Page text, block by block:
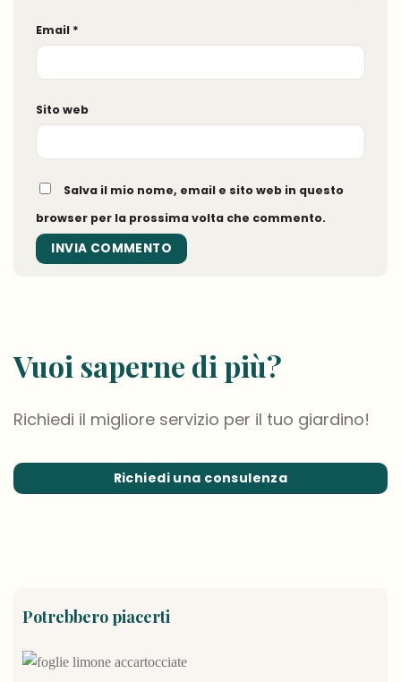
Email *
Sito web
Salva il mio nome, email e sito web in questo
browser per la prossima volta che commento.
Vuoi saperne di più?
Richiedi il migliore servizio per il tuo giardino!
Richiedi una consulenza
Potrebbero piacerti